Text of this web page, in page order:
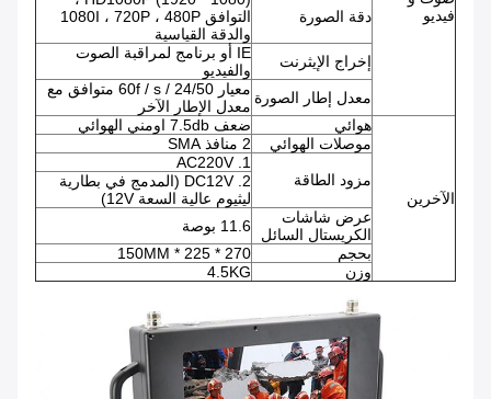
فيديو
دقة الصورة
التوافق 1080I ، 720P ، 480P
والدقة القياسية
إخراج الإيثرنت
IE أو برنامج لمراقبة الصوت
والفيديو
معدل إطار الصورة
معيار 24/50 / 60f / s متوافق مع
معدل الإطار الآخر
الآخرين
هوائي
ضعف 7.5db اومني الهوائي
موصلات الهوائي
2 منافذ SMA
مزود الطاقة
1. AC220V
2. DC12V (المدمج في بطارية
ليثيوم عالية السعة 12V)
عرض شاشات
الكريستال السائل
11.6 بوصة
بحجم
270 * 225 * 150MM
وزن
4.5KG